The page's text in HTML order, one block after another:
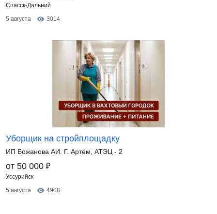
Спасск-Дальний
5 августа
3014
Уборщик на стройплощадку
ИП Божанова АИ. Г. Артём, АТЭЦ - 2
от 50 000 ₽
Уссурийск
5 августа
4908